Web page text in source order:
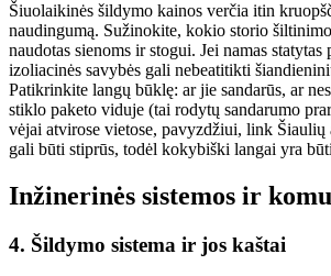
Šiuolaikinės šildymo kainos verčia itin
naudingumą. Sužinokite, kokio storio
naudotas sienoms ir stogui. Jei namas
izoliacinės savybės gali nebeatitikti
Patikrinkite langų būklę: ar jie sandarūs, ar
stiklo paketo viduje (tai rodytų sandarumo
vėjai atvirose vietose, pavyzdžiui, link Šiaulių
gali būti stiprūs, todėl kokybiški langai yra
Inžinerinės sistemos ir
4. Šildymo sistema ir jos kaštai